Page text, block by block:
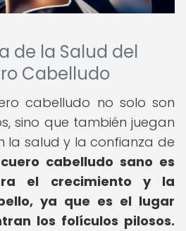
de la Salud del
Cabelludo
cabelludo no solo son
sino que también juegan
la salud y la confianza de
cabelludo sano es
el crecimiento y la
ya que es el lugar
los folículos pilosos.